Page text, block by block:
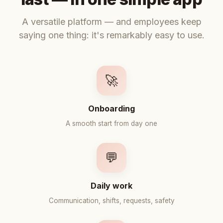
A versatile platform — and employees keep
saying one thing: it's remarkably easy to use.
🚀
Onboarding
A smooth start from day one
💬
Daily work
Communication, shifts, requests, safety